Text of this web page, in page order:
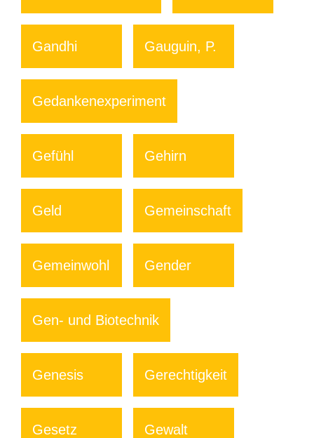
Gandhi Gauguin, P.
Gedankenexperiment
Gefühl Gehirn
Geld Gemeinschaft
Gemeinwohl Gender
Gen- und Biotechnik
Genesis Gerechtigkeit
Gesetz Gewalt